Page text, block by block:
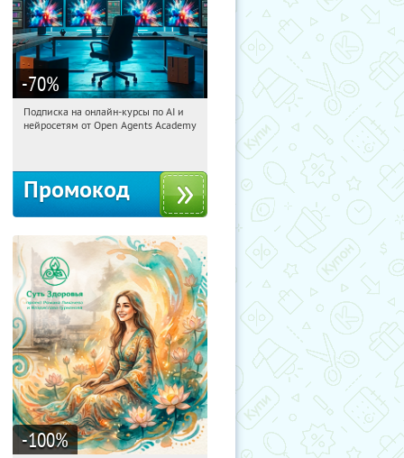
-70%
09:30:47 Получили:
Подписка на онлайн-курсы по AI и
нейросетям от Open Agents Academy
Промокод
-100%